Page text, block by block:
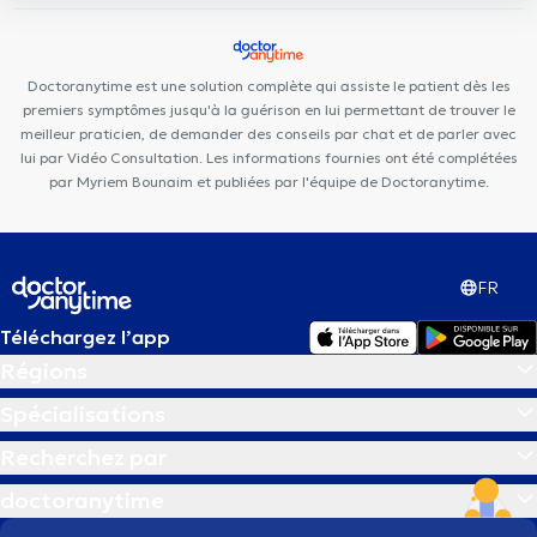
Cabinet du martin pêcheur
Clinique Grand Roi
Centre médical LiOde
Doctoranytime est une solution complète qui assiste le patient dès les
premiers symptômes jusqu'à la guérison en lui permettant de trouver le
meilleur praticien, de demander des conseils par chat et de parler avec
lui par Vidéo Consultation. Les informations fournies ont été complétées
par Myriem Bounaim et publiées par l'équipe de Doctoranytime.
FR
Téléchargez l’app